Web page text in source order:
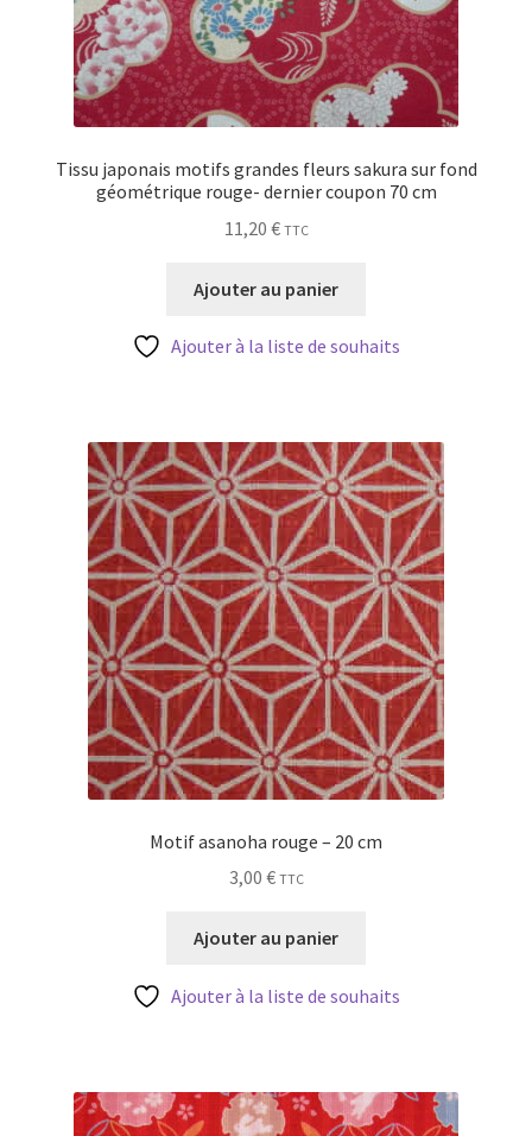
Tissu japonais motifs grandes fleurs sakura sur fond
géométrique rouge- dernier coupon 70 cm
11,20 € TTC
Ajouter au panier
Ajouter à la liste de souhaits
Motif asanoha rouge – 20 cm
3,00 € TTC
Ajouter au panier
Ajouter à la liste de souhaits